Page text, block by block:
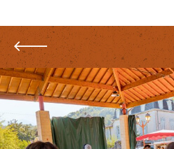
Retour